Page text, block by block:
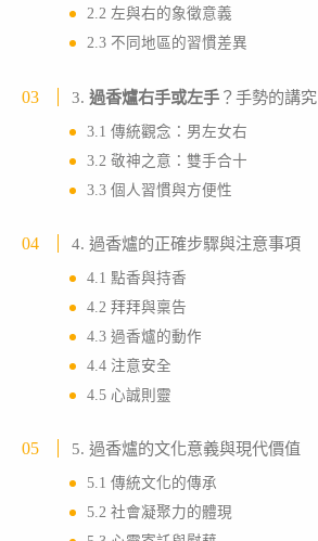
2.2 左與右的象徵意義
2.3 不同地區的習慣差異
3. 過香爐右手或左手？手勢的講究
3.1 傳統觀念：男左女右
3.2 敬神之意：雙手合十
3.3 個人習慣與方便性
4. 過香爐的正確步驟與注意事項
4.1 點香與持香
4.2 拜拜與稟告
4.3 過香爐的動作
4.4 注意安全
4.5 心誠則靈
5. 過香爐的文化意義與現代價值
5.1 傳統文化的傳承
5.2 社會凝聚力的體現